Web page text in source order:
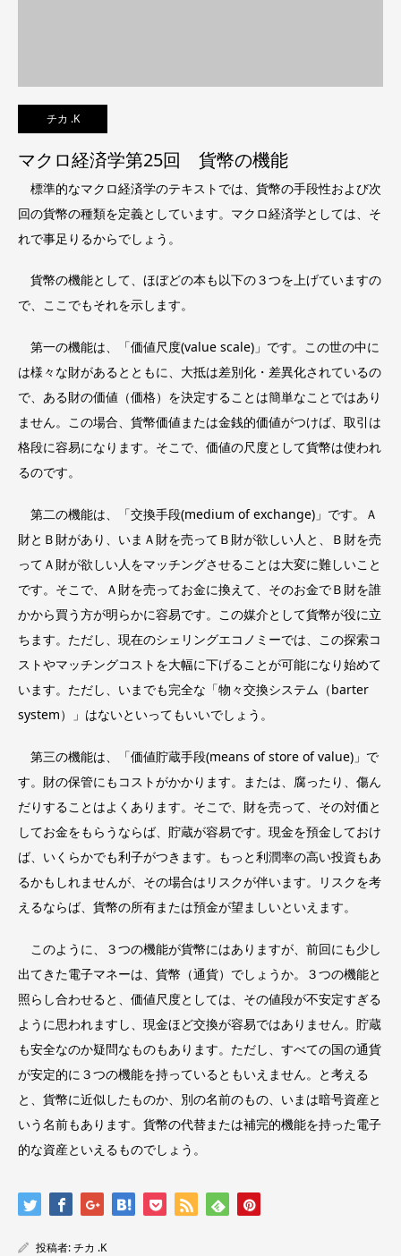
チカ .K
マクロ経済学第25回 貨幣の機能
標準的なマクロ経済学のテキストでは、貨幣の手段性および次
回の貨幣の種類を定義としています。マクロ経済学としては、そ
れで事足りるからでしょう。
貨幣の機能として、ほぼどの本も以下の３つを上げていますの
で、ここでもそれを示します。
第一の機能は、「価値尺度(value scale)」です。この世の中に
は様々な財があるとともに、大抵は差別化・差異化されているの
で、ある財の価値（価格）を決定することは簡単なことではあり
ません。この場合、貨幣価値または金銭的価値がつけば、取引は
格段に容易になります。そこで、価値の尺度として貨幣は使われ
るのです。
第二の機能は、「交換手段(medium of exchange)」です。Ａ
財とＢ財があり、いまＡ財を売ってＢ財が欲しい人と、Ｂ財を売
ってＡ財が欲しい人をマッチングさせることは大変に難しいこと
です。そこで、Ａ財を売ってお金に換えて、そのお金でＢ財を誰
かから買う方が明らかに容易です。この媒介として貨幣が役に立
ちます。ただし、現在のシェリングエコノミーでは、この探索コ
ストやマッチングコストを大幅に下げることが可能になり始めて
います。ただし、いまでも完全な「物々交換システム（barter
system）」はないといってもいいでしょう。
第三の機能は、「価値貯蔵手段(means of store of value)」で
す。財の保管にもコストがかかります。または、腐ったり、傷ん
だりすることはよくあります。そこで、財を売って、その対価と
してお金をもらうならば、貯蔵が容易です。現金を預金しておけ
ば、いくらかでも利子がつきます。もっと利潤率の高い投資もあ
るかもしれませんが、その場合はリスクが伴います。リスクを考
えるならば、貨幣の所有または預金が望ましいといえます。
このように、３つの機能が貨幣にはありますが、前回にも少し
出てきた電子マネーは、貨幣（通貨）でしょうか。３つの機能と
照らし合わせると、価値尺度としては、その値段が不安定すぎる
ように思われますし、現金ほど交換が容易ではありません。貯蔵
も安全なのか疑問なものもあります。ただし、すべての国の通貨
が安定的に３つの機能を持っているともいえません。と考える
と、貨幣に近似したものか、別の名前のもの、いまは暗号資産と
いう名前もあります。貨幣の代替または補完的機能を持った電子
的な資産といえるものでしょう。
投稿者:チカ .K